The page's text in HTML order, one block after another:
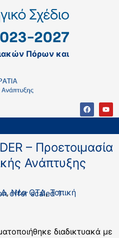
Πόρων και
– Προετοιμασία
Ανάπτυξης
,Νέα ΟΤΔ,Τοπική
διαδικτυακά με